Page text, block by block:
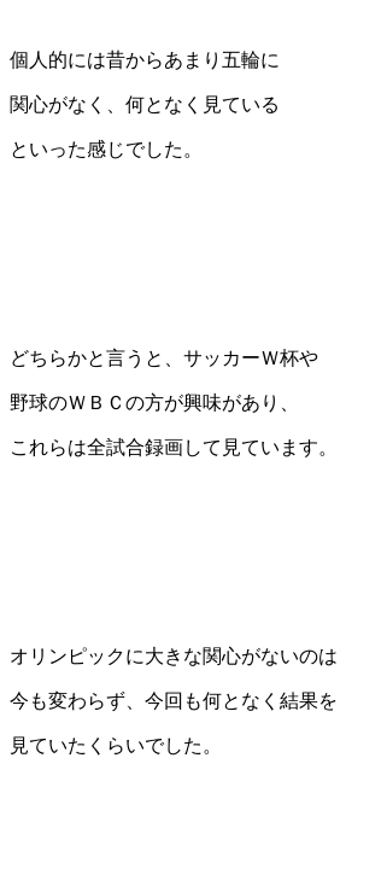
個人的には昔からあまり五輪に
関心がなく、何となく見ている
といった感じでした。
どちらかと言うと、サッカーＷ杯や
野球のＷＢＣの方が興味があり、
これらは全試合録画して見ています。
オリンピックに大きな関心がないのは
今も変わらず、今回も何となく結果を
見ていたくらいでした。